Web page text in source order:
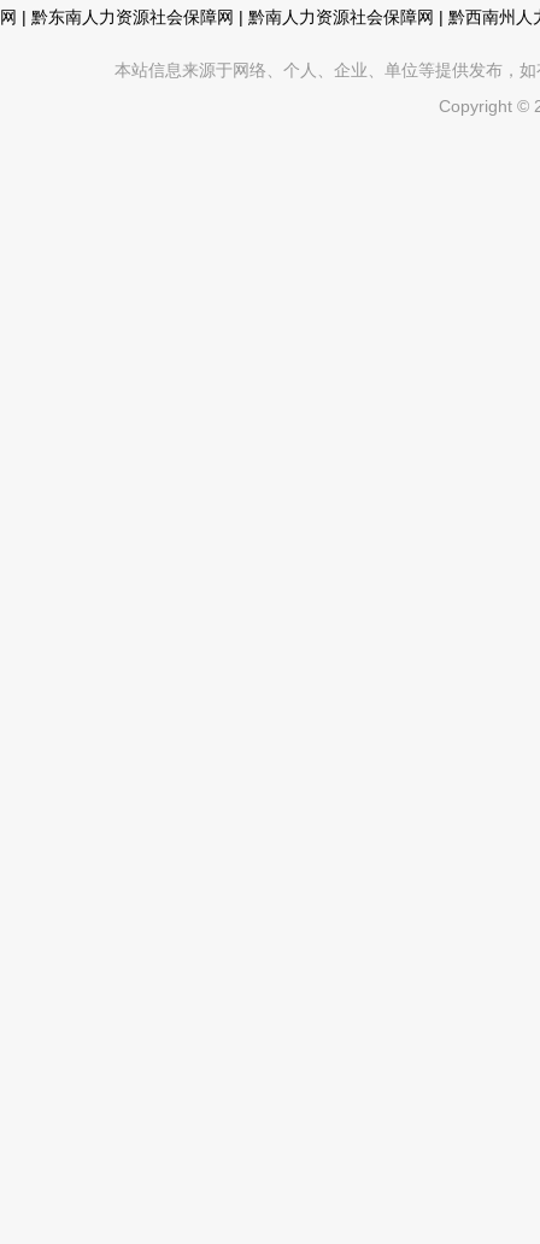
网 | 黔东南人力资源社会保障网 | 黔南人力资源社会保障网 | 黔西南州人
本站信息来源于网络、个人、企业、单位等提供发布，
Copyright ©